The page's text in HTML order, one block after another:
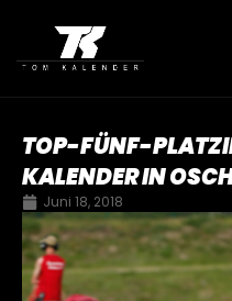
TOP-FÜNF-
KALENDER IN
Juni 18, 2018